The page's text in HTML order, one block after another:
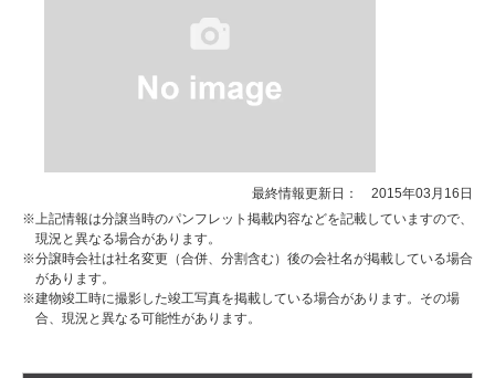
最終情報更新日： 2015年03月16日
※上記情報は分譲当時のパンフレット掲載内容などを記載していますので、
現況と異なる場合があります。
※分譲時会社は社名変更（合併、分割含む）後の会社名が掲載している場合
があります。
※建物竣工時に撮影した竣工写真を掲載している場合があります。その場
合、現況と異なる可能性があります。